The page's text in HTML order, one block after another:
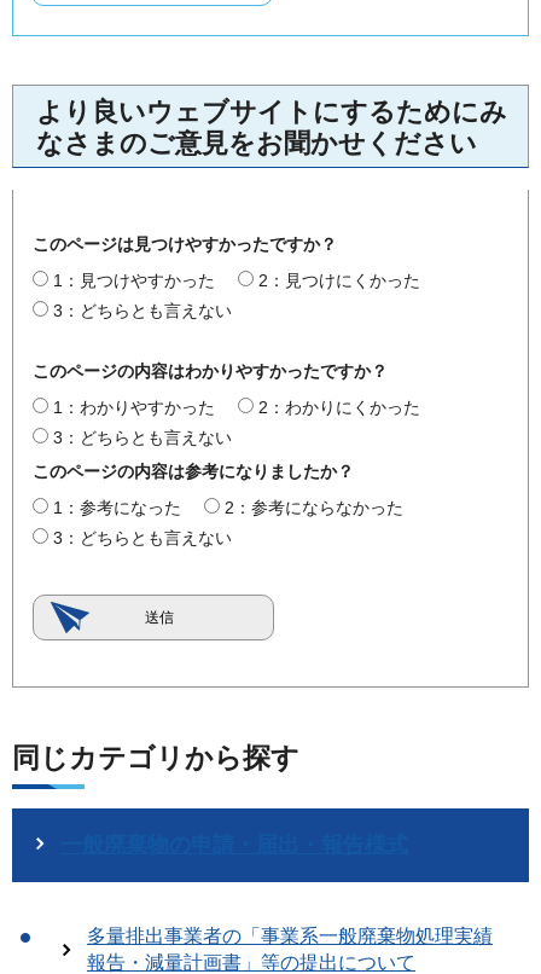
より良いウェブサイトにするためにみ
なさまのご意見をお聞かせください
このページは見つけやすかったですか？
1：見つけやすかった
2：見つけにくかった
3：どちらとも言えない
このページの内容はわかりやすかったですか？
1：わかりやすかった
2：わかりにくかった
3：どちらとも言えない
このページの内容は参考になりましたか？
1：参考になった
2：参考にならなかった
3：どちらとも言えない
同じカテゴリから探す
多量排出事業者の「事業系一般廃棄物処理実績
報告・減量計画書」等の提出について